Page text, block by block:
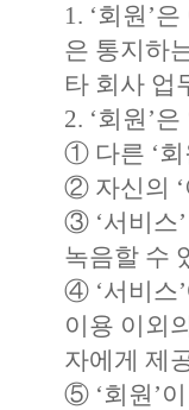
1. ‘회원’
은 통지하
타 회사 업
2. ‘회원’
① 다른 ‘회
② 자신의 ‘
③ ‘서비스
녹음할 수
④ ‘서비스
이용 이외
자에게 제
⑤ ‘회원’